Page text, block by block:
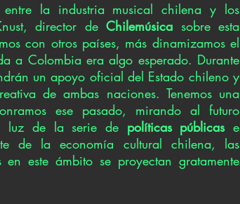
la industria musical chilena y los
director de Chilemúsica sobre esta
con otros países, más dinamizamos el
a Colombia era algo esperado. Durante
un apoyo oficial del Estado chileno y
de ambas naciones. Tenemos una
ese pasado, mirando al futuro
luz de la serie de políticas públicas e
de la economía cultural chilena, las
este ámbito se proyectan gratamente